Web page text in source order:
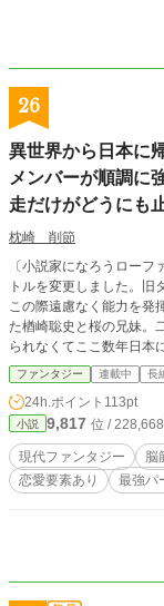
26
異世界から日本に
メンバーが順調に
走だけがどうにも
枕崎 削節
〔小説家になろうローフ
トルを変更しました。旧
この際遠慮なく能力を発揮したろ】 ３年間の異世界生活
た楢崎聡史と桜の兄妹。
られなくてここ数年日本
に壁に撥ね返されて入場
を差し伸べたのは魔法学
のの、この学院長はとに
とんでもないミッション
にも奇妙な縁で繋がった
常が繰り返されていく。
とバトルアクションをど
ファンタジー 連載中 長
24h.ポイント 113pt
小説 9,817 位 /
現代ファンタジー 脳
恋愛要素あり
最強パ